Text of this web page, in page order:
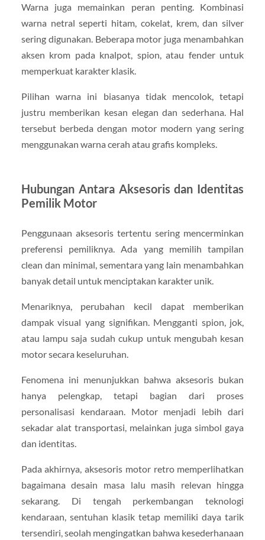
Warna juga memainkan peran penting. Kombinasi
warna netral seperti hitam, cokelat, krem, dan silver
sering digunakan. Beberapa motor juga menambahkan
aksen krom pada knalpot, spion, atau fender untuk
memperkuat karakter klasik.
Pilihan warna ini biasanya tidak mencolok, tetapi
justru memberikan kesan elegan dan sederhana. Hal
tersebut berbeda dengan motor modern yang sering
menggunakan warna cerah atau grafis kompleks.
Hubungan Antara Aksesoris dan Identitas
Pemilik Motor
Penggunaan aksesoris tertentu sering mencerminkan
preferensi pemiliknya. Ada yang memilih tampilan
clean dan minimal, sementara yang lain menambahkan
banyak detail untuk menciptakan karakter unik.
Menariknya, perubahan kecil dapat memberikan
dampak visual yang signifikan. Mengganti spion, jok,
atau lampu saja sudah cukup untuk mengubah kesan
motor secara keseluruhan.
Fenomena ini menunjukkan bahwa aksesoris bukan
hanya pelengkap, tetapi bagian dari proses
personalisasi kendaraan. Motor menjadi lebih dari
sekadar alat transportasi, melainkan juga simbol gaya
dan identitas.
Pada akhirnya, aksesoris motor retro memperlihatkan
bagaimana desain masa lalu masih relevan hingga
sekarang. Di tengah perkembangan teknologi
kendaraan, sentuhan klasik tetap memiliki daya tarik
tersendiri, seolah mengingatkan bahwa kesederhanaan